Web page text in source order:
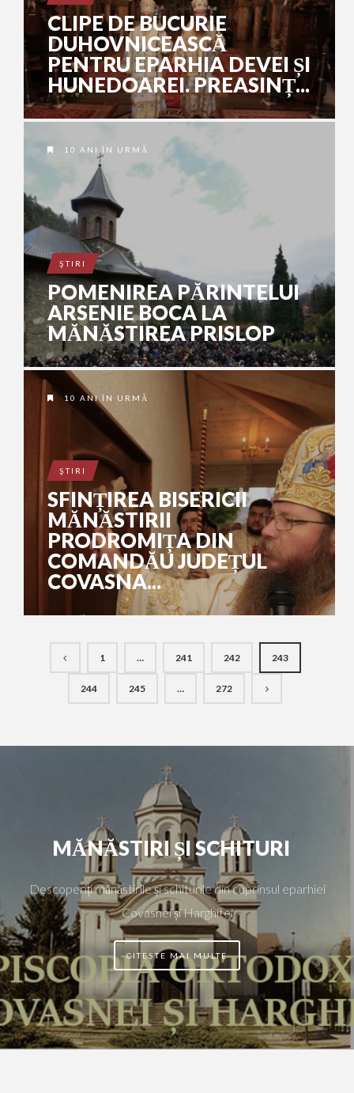
CLIPE DE BUCURIE
DUHOVNICEASCĂ
PENTRU EPARHIA DEVEI ȘI
HUNEDOAREI. PREASINȚ...
10 ANI ÎN URMĂ
ŞTIRI
POMENIREA PĂRINTELUI
ARSENIE BOCA LA
MĂNĂSTIREA PRISLOP
10 ANI ÎN URMĂ
ŞTIRI
SFINȚIREA BISERICII
MĂNĂSTIRII
PRODROMIȚA DIN
COMANDĂU JUDEȚUL
COVASNA...
1 … 241 242 243
244 245 … 272
MĂNĂSTIRI ȘI SCHITURI
Descoperiți mănăstirile și schiturile din cuprinsul eparhiei
Covasnei și Harghitei
CITEȘTE MAI MULTE